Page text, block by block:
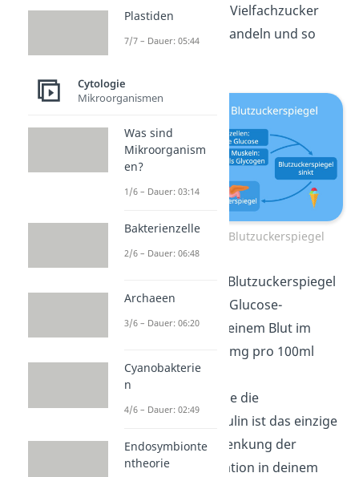
Glucose in den Vielfachzucker
Glycogenumwandeln und so
Regelkreis hoher Blutzuckerspiegel
Dadurch sinkt der Blutzuckerspiegel
wieder. Sobald die Glucose-
Konzentration in deinem Blut im
Bereich von 80-110mg pro 100ml
liegt, stoppt deine
Bauchspeicheldrüse die
Insulinabgabe. Insulin ist das einzige
Hormon, das die Senkung der
Glucose-Konzentration in deinem
Plastiden
7/7 – Dauer: 05:44
Cytologie
Mikroorganismen
Was sind
Mikroorganism
en?
1/6 – Dauer: 03:14
Bakterienzelle
2/6 – Dauer: 06:48
Archaeen
3/6 – Dauer: 06:20
Cyanobakterie
n
4/6 – Dauer: 02:49
Endosymbionte
ntheorie